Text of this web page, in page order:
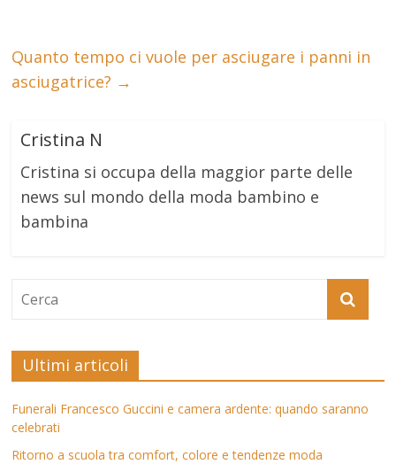
Quanto tempo ci vuole per asciugare i panni in
asciugatrice? →
Cristina N
Cristina si occupa della maggior parte delle
news sul mondo della moda bambino e
bambina
Ultimi articoli
Funerali Francesco Guccini e camera ardente: quando saranno
celebrati
Ritorno a scuola tra comfort, colore e tendenze moda